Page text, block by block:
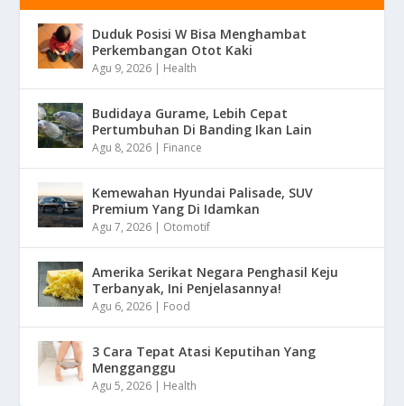
Duduk Posisi W Bisa Menghambat
Perkembangan Otot Kaki
Agu 9, 2026 | Health
Budidaya Gurame, Lebih Cepat
Pertumbuhan Di Banding Ikan Lain
Agu 8, 2026 | Finance
Kemewahan Hyundai Palisade, SUV
Premium Yang Di Idamkan
Agu 7, 2026 | Otomotif
Amerika Serikat Negara Penghasil Keju
Terbanyak, Ini Penjelasannya!
Agu 6, 2026 | Food
3 Cara Tepat Atasi Keputihan Yang
Mengganggu
Agu 5, 2026 | Health